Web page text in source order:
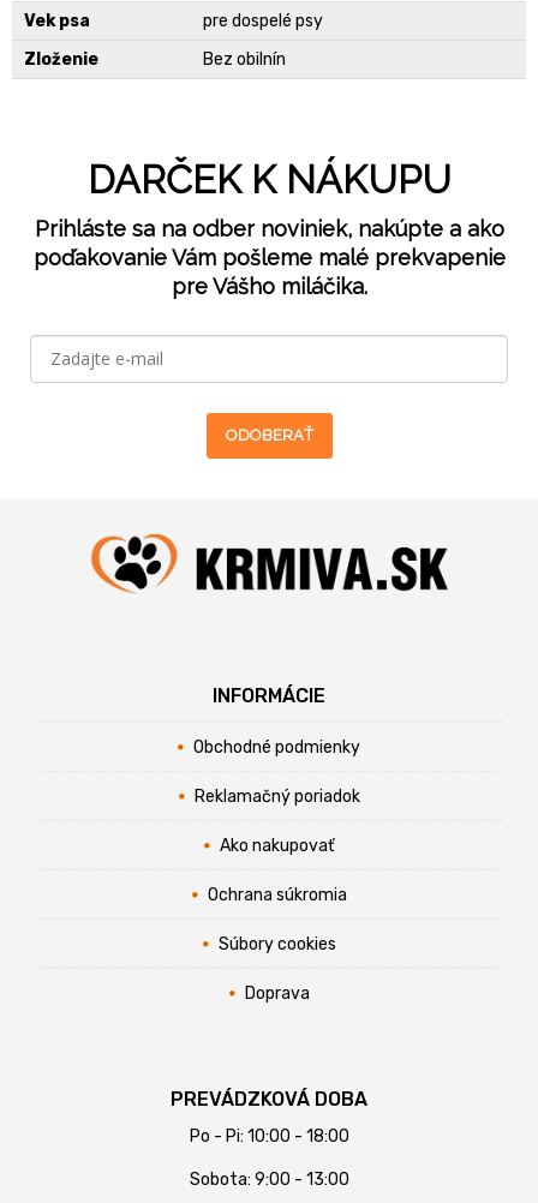
Vek psa
pre dospelé psy
Zloženie
Bez obilnín
DARČEK K NÁKUPU
Prihláste sa na odber noviniek, nakúpte a ako
poďakovanie Vám pošleme malé prekvapenie
pre Vášho miláčika.
ODOBERAŤ
INFORMÁCIE
Obchodné podmienky
Reklamačný poriadok
Ako nakupovať
Ochrana súkromia
Súbory cookies
Doprava
PREVÁDZKOVÁ DOBA
Po - Pi: 10:00 - 18:00
Sobota: 9:00 - 13:00